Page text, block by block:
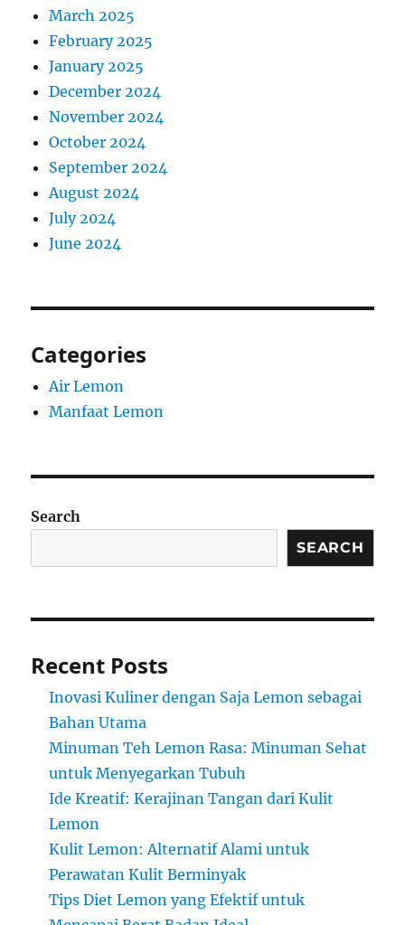
March 2025
February 2025
January 2025
December 2024
November 2024
October 2024
September 2024
August 2024
July 2024
June 2024
Categories
Air Lemon
Manfaat Lemon
Search
SEARCH
Recent Posts
Inovasi Kuliner dengan Saja Lemon sebagai
Bahan Utama
Minuman Teh Lemon Rasa: Minuman Sehat
untuk Menyegarkan Tubuh
Ide Kreatif: Kerajinan Tangan dari Kulit
Lemon
Kulit Lemon: Alternatif Alami untuk
Perawatan Kulit Berminyak
Tips Diet Lemon yang Efektif untuk